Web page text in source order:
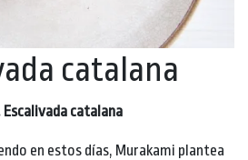
catalana
Escalivada catalana
en estos días, Murakami plantea